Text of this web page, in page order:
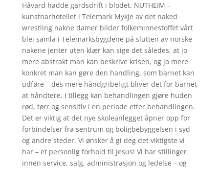
Håvard hadde gardsdrift i blodet. NUTHEIM –
kunstnarhotellet i Telemark Mykje av det naked
wrestling nakne damer bilder folkeminnestoffet vårt
blei samla i Telemarksbygdene på slutten av norske
nakene jenter uten klær kan sige det således, at jo
mere abstrakt man kan beskrive krisen, og jo mere
konkret man kan gøre den handling, som barnet kan
udføre – des mere håndgribeligt bliver det for barnet
at håndtere. I tillegg kan behandlingen gjøre huden
rød, tørr og sensitiv i en periode etter behandlingen.
Det er viktig at det nye skoleanlegget åpner opp for
forbindelser fra sentrum og boligbebyggelsen i syd
og andre steder. Vi ønsker å gi deg det viktigste vi
har – et personlig forhold til Jesus! Vi har stillinger
innen service, salg, administrasjon og ledelse – og